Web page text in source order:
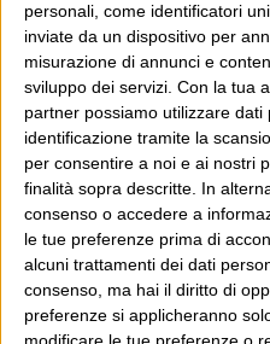
personali, come identificatori
inviate da un dispositivo per
misurazione di annunci e
sviluppo dei servizi. Con la tua
partner possiamo utilizzare
identificazione tramite la
per consentire a noi e ai nostri
finalità sopra descritte. In
consenso o accedere a
le tue preferenze prima di
alcuni trattamenti dei dati
consenso, ma hai il diritto di
preferenze si applicheranno
Leggi il Post, magari ti
Luca Sofri Cartastampata,
St. Thomas – I’m coming home